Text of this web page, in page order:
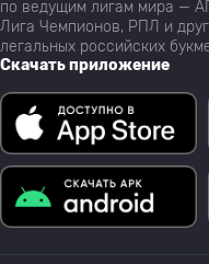
по ведущим лигам мира —
Лига Чемпионов, РПЛ и
легальных российских
Скачать приложение